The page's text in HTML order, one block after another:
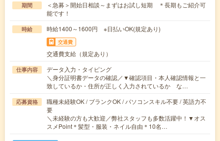
期間
＜急募＞開始日相談～まずはお試し短期 ＊長期もご紹介可
能です！
時給 時給1400～1600円 ※日払いOK(規定あり)
交通費
交通費支給（規定あり）
仕事内容
データ入力・タイピング
＼身分証明書データの確認／▼確認項目・本人確認情報と一
致しているか・住所が正しく入力されているか な…
応募資格
職種未経験OK / ブランクOK / パソコンスキル不要 / 英語力不
要
＼未経験の方も大歓迎／弊社スタッフも多数活躍中！▼オス
スメPoint＊髪型・服装・ネイル自由＊10名…